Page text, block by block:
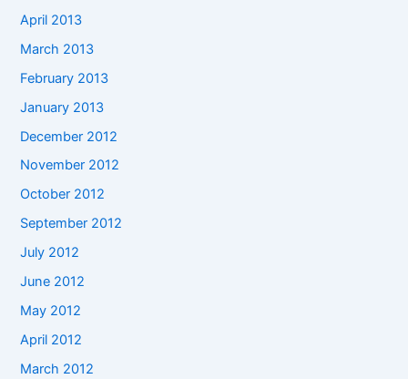
April 2013
March 2013
February 2013
January 2013
December 2012
November 2012
October 2012
September 2012
July 2012
June 2012
May 2012
April 2012
March 2012